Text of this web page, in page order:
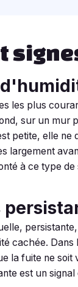
les plus
sur un mur
petite, elle ne
largement
à ce type
cachée.
la fuite ne soit
est un